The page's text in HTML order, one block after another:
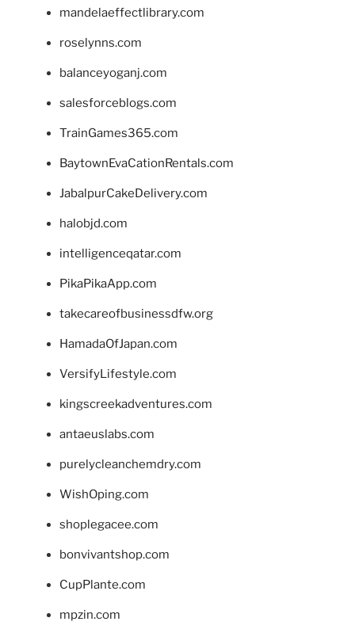
mandelaeffectlibrary.com
roselynns.com
balanceyoganj.com
salesforceblogs.com
TrainGames365.com
BaytownEvaCationRentals.com
JabalpurCakeDelivery.com
halobjd.com
intelligenceqatar.com
PikaPikaApp.com
takecareofbusinessdfw.org
HamadaOfJapan.com
VersifyLifestyle.com
kingscreekadventures.com
antaeuslabs.com
purelycleanchemdry.com
WishOping.com
shoplegacee.com
bonvivantshop.com
CupPlante.com
mpzin.com